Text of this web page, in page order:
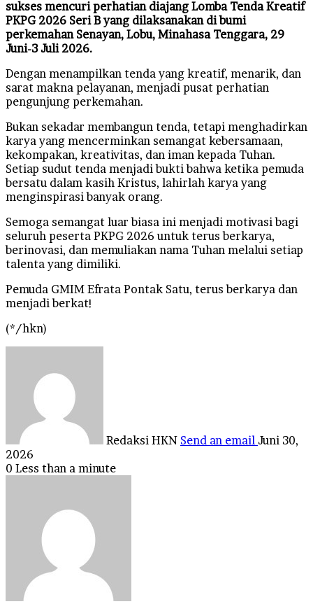
sukses mencuri perhatian diajang Lomba Tenda Kreatif
PKPG 2026 Seri B yang dilaksanakan di bumi
perkemahan Senayan, Lobu, Minahasa Tenggara, 29
Juni-3 Juli 2026.
Dengan menampilkan tenda yang kreatif, menarik, dan
sarat makna pelayanan, menjadi pusat perhatian
pengunjung perkemahan.
Bukan sekadar membangun tenda, tetapi menghadirkan
karya yang mencerminkan semangat kebersamaan,
kekompakan, kreativitas, dan iman kepada Tuhan.
Setiap sudut tenda menjadi bukti bahwa ketika pemuda
bersatu dalam kasih Kristus, lahirlah karya yang
menginspirasi banyak orang.
Semoga semangat luar biasa ini menjadi motivasi bagi
seluruh peserta PKPG 2026 untuk terus berkarya,
berinovasi, dan memuliakan nama Tuhan melalui setiap
talenta yang dimiliki.
Pemuda GMIM Efrata Pontak Satu, terus berkarya dan
menjadi berkat!
(*/hkn)
Redaksi HKN Send an email Juni 30,
2026
0 Less than a minute